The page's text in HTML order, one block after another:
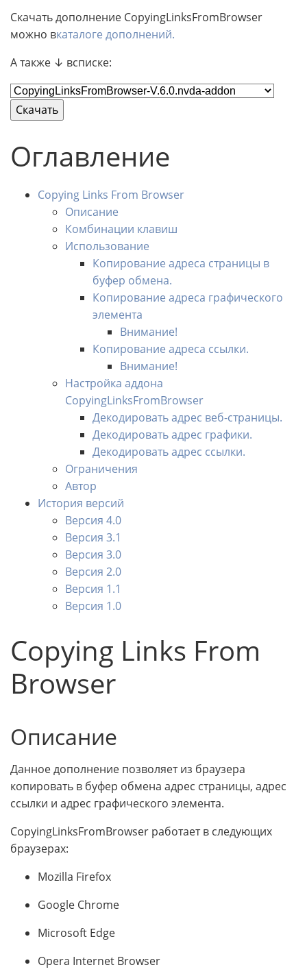
Скачать дополнение CopyingLinksFromBrowser
можно вкаталоге дополнений.
А также ↓ всписке:
Оглавление
Copying Links From Browser
Описание
Комбинации клавиш
Использование
Копирование адреса страницы в
буфер обмена.
Копирование адреса графического
элемента
Внимание!
Копирование адреса ссылки.
Внимание!
Настройка аддона
CopyingLinksFromBrowser
Декодировать адрес веб-страницы.
Декодировать адрес графики.
Декодировать адрес ссылки.
Ограничения
Автор
История версий
Версия 4.0
Версия 3.1
Версия 3.0
Версия 2.0
Версия 1.1
Версия 1.0
Copying Links From
Browser
Описание
Данное дополнение позволяет из браузера
копировать в буфер обмена адрес страницы, адрес
ссылки и адрес графического элемента.
CopyingLinksFromBrowser работает в следующих
браузерах:
Mozilla Firefox
Google Chrome
Microsoft Edge
Opera Internet Browser